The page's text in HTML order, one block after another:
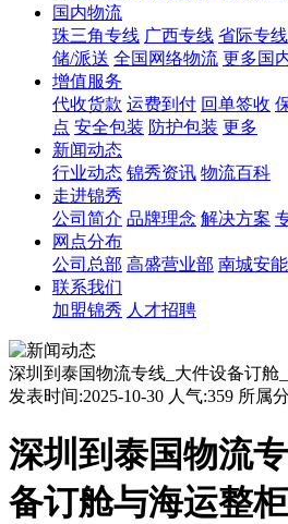
国内物流
珠三角专线 广西专线 省际专线
储/派送 全国网络物流 更多国
增值服务
代收货款 运费到付 回单签收
点 安全包装 防护包装 更多
新闻动态
行业动态 锦秀资讯 物流百科
走进锦秀
公司简介 品牌理念 解决方案
网点分布
公司总部 高盛营业部 南城安
联系我们
加盟锦秀 人才招聘
深圳到泰国物流专线_大件设备订舱
发表时间:2025-10-30 人气:359 所属
深圳到泰国物流
备订舱与海运整